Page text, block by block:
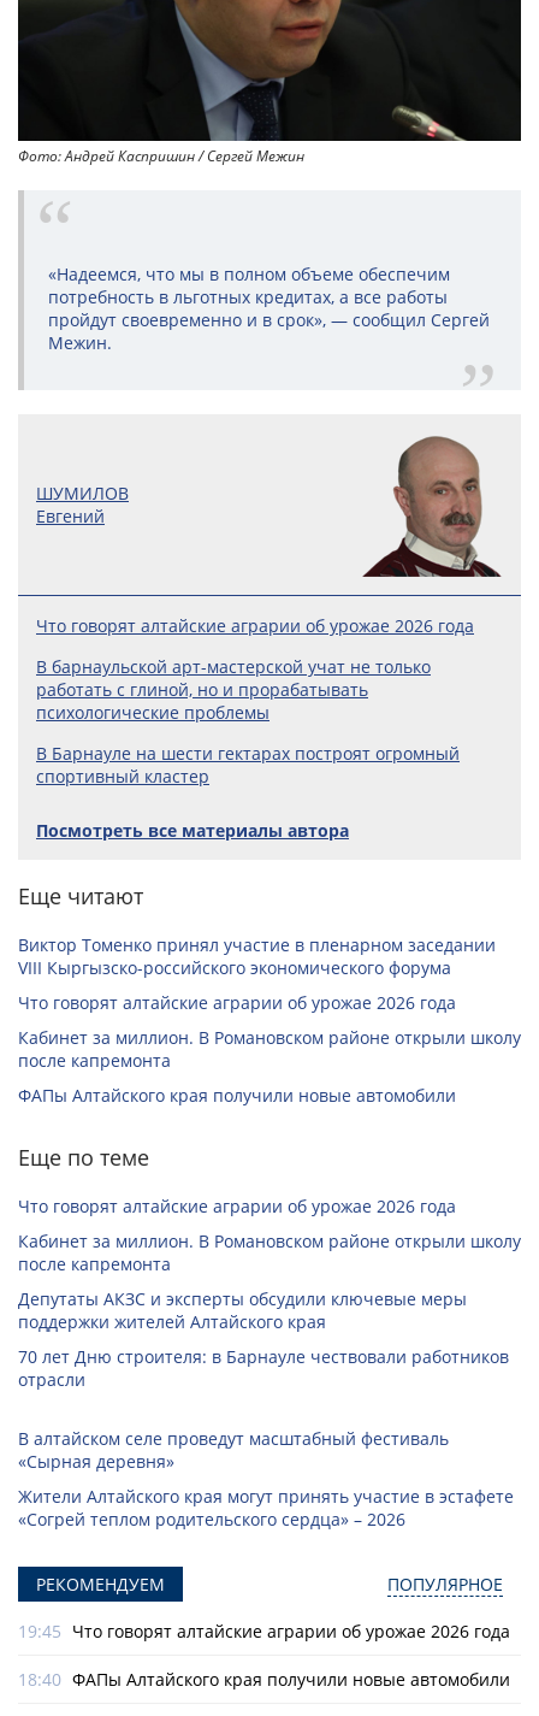
Фото: Андрей Каспришин / Сергей Межин
«Надеемся, что мы в полном объеме обеспечим
потребность в льготных кредитах, а все работы
пройдут своевременно и в срок», — сообщил Сергей
Межин.
ШУМИЛОВ
Евгений
Что говорят алтайские аграрии об урожае 2026 года
В барнаульской арт-мастерской учат не только
работать с глиной, но и прорабатывать
психологические проблемы
В Барнауле на шести гектарах построят огромный
спортивный кластер
Посмотреть все материалы автора
Еще читают
Виктор Томенко принял участие в пленарном заседании
VIII Кыргызско-российского экономического форума
Что говорят алтайские аграрии об урожае 2026 года
Кабинет за миллион. В Романовском районе открыли школу
после капремонта
ФАПы Алтайского края получили новые автомобили
Еще по теме
Что говорят алтайские аграрии об урожае 2026 года
Кабинет за миллион. В Романовском районе открыли школу
после капремонта
Депутаты АКЗС и эксперты обсудили ключевые меры
поддержки жителей Алтайского края
70 лет Дню строителя: в Барнауле чествовали работников
отрасли
В алтайском селе проведут масштабный фестиваль
«Сырная деревня»
Жители Алтайского края могут принять участие в эстафете
«Согрей теплом родительского сердца» – 2026
РЕКОМЕНДУЕМ ПОПУЛЯРНОЕ
19:45 Что говорят алтайские аграрии об урожае 2026 года
18:40 ФАПы Алтайского края получили новые автомобили